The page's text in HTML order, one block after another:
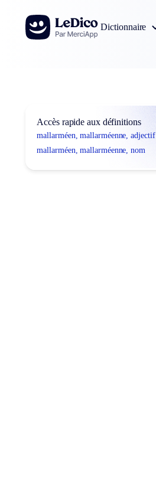
Aller au contenu
Dictionnaire
Accès rapide aux définitions
mallarméen, mallarméenne, adjectif
mallarméen, mallarméenne, nom